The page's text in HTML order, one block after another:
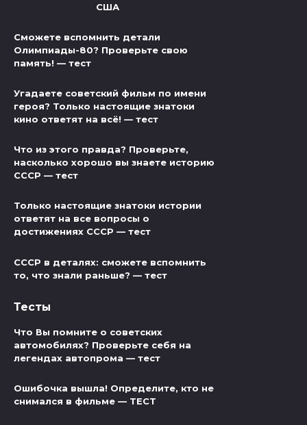
США
Сможете вспомнить детали
Олимпиады-80? Проверьте свою
память! — тест
Угадаете советский фильм по имени
героя? Только настоящие знатоки
кино ответят на всё! — тест
Что из этого правда? Проверьте,
насколько хорошо вы знаете историю
СССР — тест
Только настоящие знатоки истории
ответят на все вопросы о
достижениях СССР — тест
СССР в деталях: сможете вспомнить
то, что знали раньше? — тест
Тесты
Что Вы помните о советских
автомобилях? Проверьте себя на
легендах автопрома — тест
Ошибочка вышла! Определите, кто не
снимался в фильме — ТЕСТ